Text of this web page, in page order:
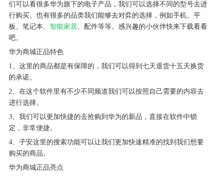
们可以看很多华为旗下的电子产品，我们可以选择不同的型号去进
行购买。也有很多的品类我们能够去对弈的选择，例如手机、平
板、笔记本、 智能家居、配件等等。感兴趣的小伙伴快来下载看看
吧。
华为商城正品特色
1、这里的商品都是有保障的，我们可以得到七天退货十五天换货
的承诺。
2、在这个软件里有不少不同频道我们可以按照自己需要的内容去
进行选择。
3、我们可以更加快捷的去抢购到华为的新品，直接在软件中锁
定，非常便捷。
4、子安这里的搜索功能可以让我们更加快速精准的找到我们想要
购买的商品。
华为商城正品亮点